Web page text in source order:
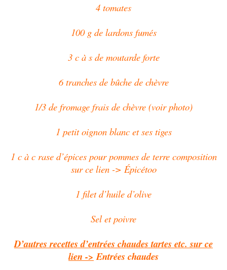
4 tomates
100 g de lardons fumés
3 c à s de moutarde forte
6 tranches de bûche de chèvre
1/3 de fromage frais de chèvre (voir photo)
1 petit oignon blanc et ses tiges
1 c à c rase d’épices pour pommes de terre composition
sur ce lien -> Épicétoo
1 filet d’huile d’olive
Sel et poivre
D’autres recettes d’entrées chaudes tartes etc. sur ce
lien -> Entrées chaudes